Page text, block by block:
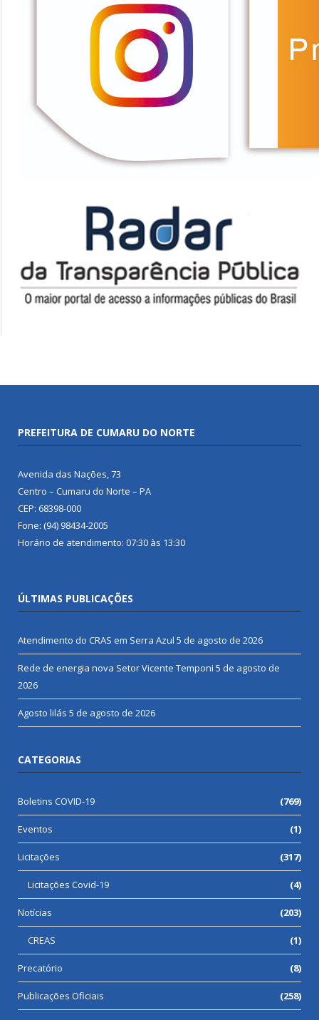
PREFEITURA DE CUMARU DO NORTE
Avenida das Nações, 73
Centro – Cumaru do Norte – PA
CEP: 68398-000
Fone: (94) 98434-2005
Horário de atendimento: 07:30 às 13:30
ÚLTIMAS PUBLICAÇÕES
Atendimento do CRAS em Serra Azul 5 de agosto de 2026
Rede de energia nova Setor Vicente Temponi 5 de agosto de
2026
Agosto lilás 5 de agosto de 2026
CATEGORIAS
Boletins COVID-19 (769)
Eventos (1)
Licitações (317)
Licitações Covid-19 (4)
Notícias (203)
CREAS (1)
Precatório (8)
Publicações Oficiais (258)